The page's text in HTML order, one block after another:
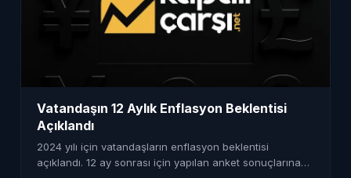
Vatandaşın 12 Aylık Enflasyon Beklentisi
Açıklandı
2024 yılı için vatandaşların enflasyon beklentisi
açıklandı. 12 ay sonrası için yapılan anket sonuçlarına